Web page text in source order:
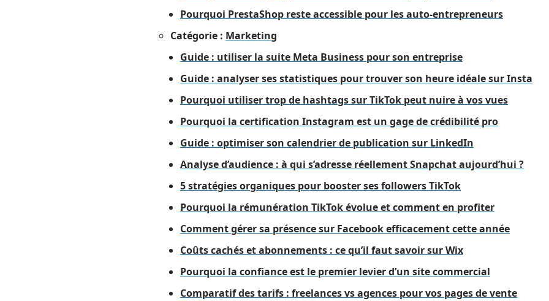
Pourquoi PrestaShop reste accessible pour les auto-entrepreneurs
Catégorie : Marketing
Guide : utiliser la suite Meta Business pour son entreprise
Guide : analyser ses statistiques pour trouver son heure idéale sur Insta
Pourquoi utiliser trop de hashtags sur TikTok peut nuire à vos vues
Pourquoi la certification Instagram est un gage de crédibilité pro
Guide : optimiser son calendrier de publication sur LinkedIn
Analyse d’audience : à qui s’adresse réellement Snapchat aujourd’hui ?
5 stratégies organiques pour booster ses followers TikTok
Pourquoi la rémunération TikTok évolue et comment en profiter
Comment gérer sa présence sur Facebook efficacement cette année
Coûts cachés et abonnements : ce qu’il faut savoir sur Wix
Pourquoi la confiance est le premier levier d’un site commercial
Comparatif des tarifs : freelances vs agences pour vos pages de vente